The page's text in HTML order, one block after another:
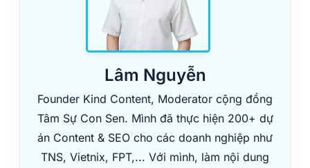
Lâm Nguyễn
Founder Kind Content, Moderator cộng đồng
Tâm Sự Con Sen. Mình đã thực hiện 200+ dự
án Content & SEO cho các doanh nghiệp như
TNS, Vietnix, FPT,... Với mình, làm nội dung